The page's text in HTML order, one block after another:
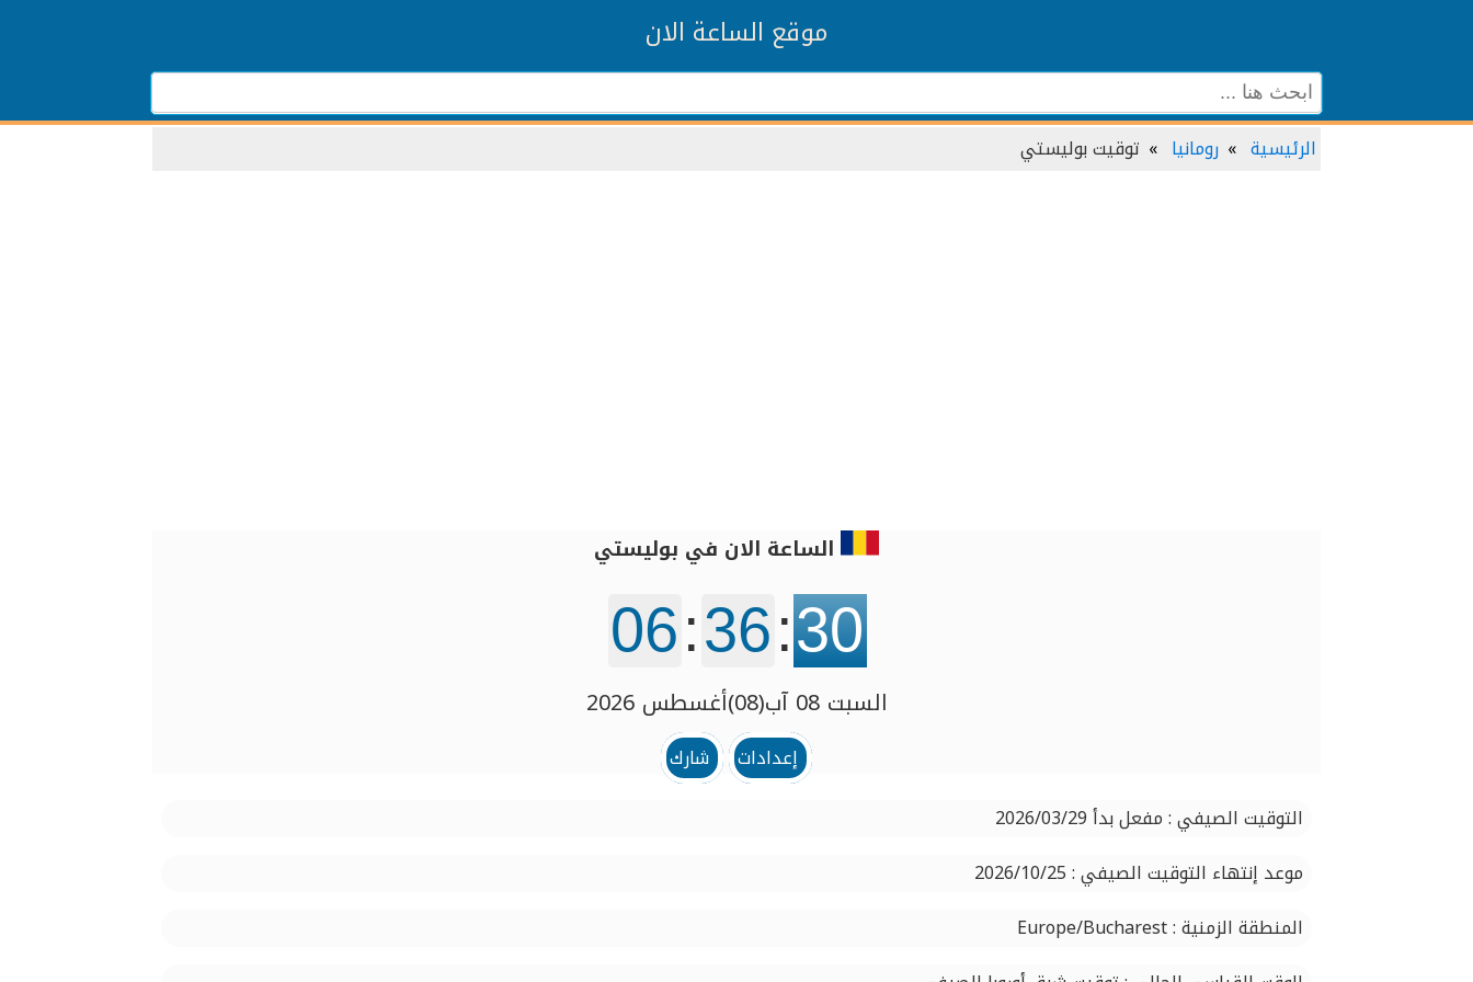
موقع الساعة الان
الرئيسية رومانيا توقيت بوليستي
الساعة الان في بوليستي
06:36:31
السبت 08 آب(08)أغسطس 2026
إعدادات
شارك
التوقيت الصيفي : مفعل بدأ 2026/03/29
موعد إنتهاء التوقيت الصيفي : 2026/10/25
المنطقة الزمنية : Europe/Bucharest